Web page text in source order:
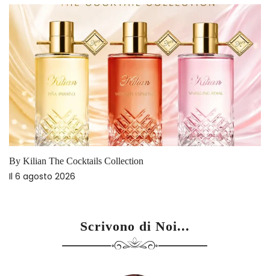
By Kilian The Cocktails Collection
Il 6 agosto 2026
Scrivono di Noi...